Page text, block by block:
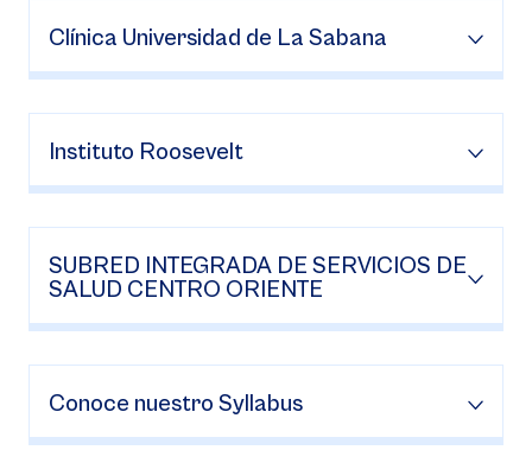
Clínica Universidad de La Sabana
Instituto Roosevelt
SUBRED INTEGRADA DE SERVICIOS DE
SALUD CENTRO ORIENTE
Conoce nuestro Syllabus